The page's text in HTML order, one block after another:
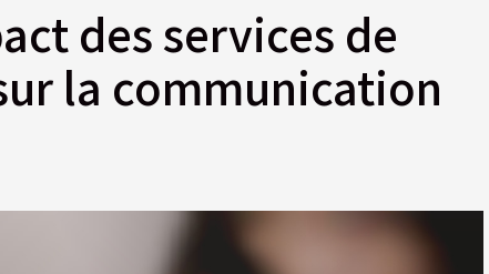
des services de
la communication